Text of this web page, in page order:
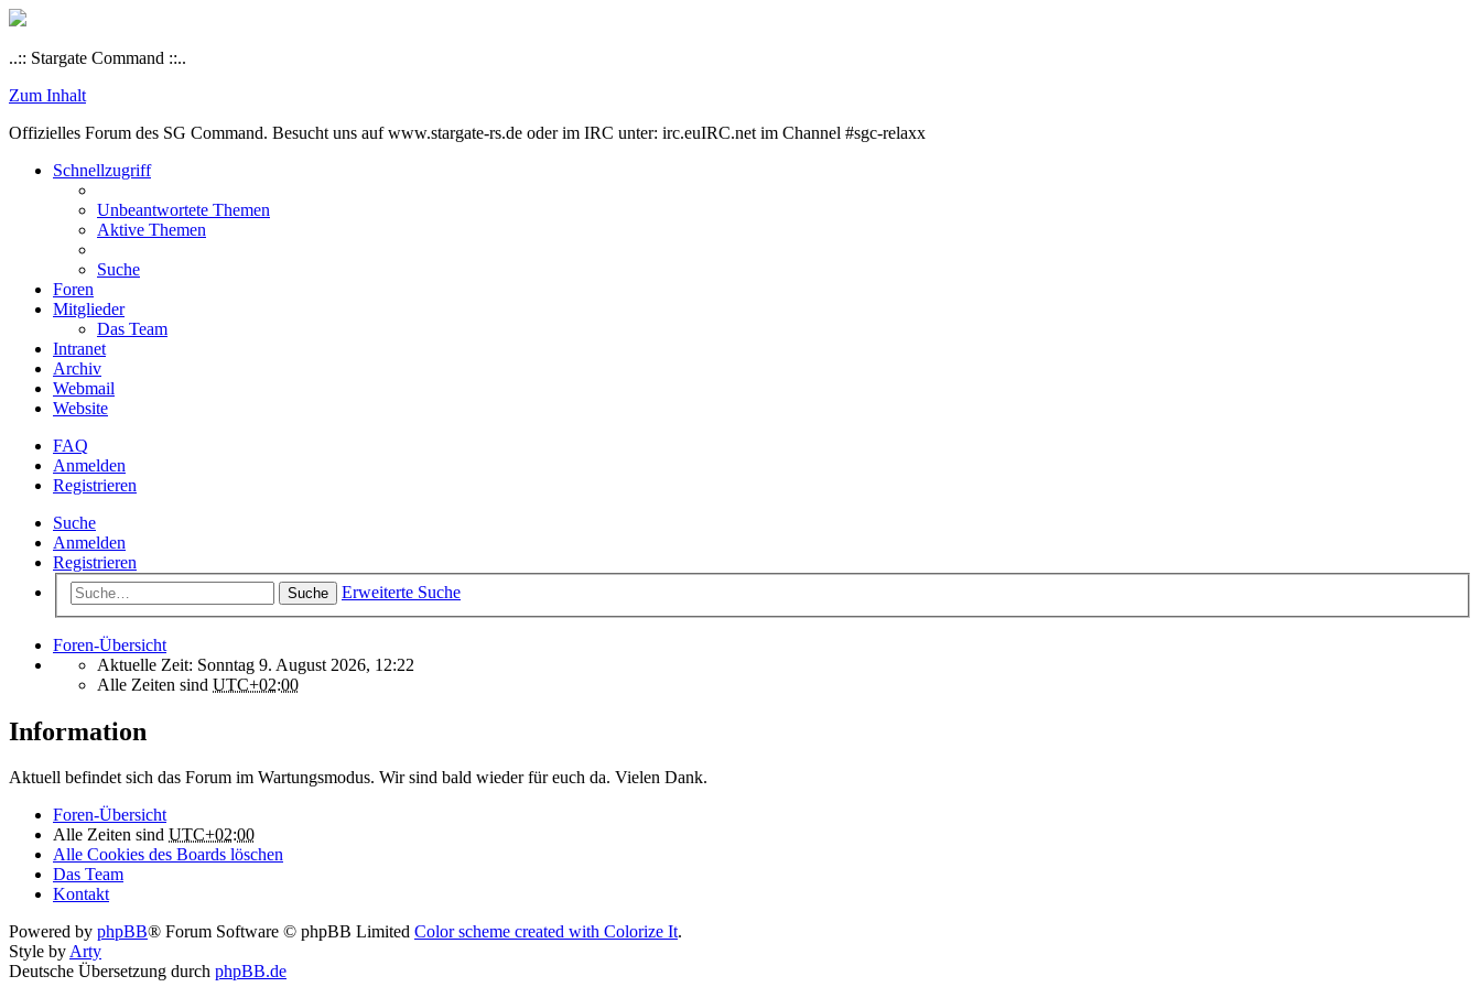
..:: Stargate Command ::..
Zum Inhalt
Offizielles Forum des SG Command. Besucht uns auf www.stargate-rs.de oder im IRC unter: irc.euIRC.net im Channel #sgc-relaxx
Schnellzugriff
Unbeantwortete Themen
Aktive Themen
Suche
Foren
Mitglieder
Das Team
Intranet
Archiv
Webmail
Website
FAQ
Anmelden
Registrieren
Suche
Anmelden
Registrieren
Suche Erweiterte Suche
Foren-Übersicht
Aktuelle Zeit: Sonntag 9. August 2026, 12:22
Alle Zeiten sind UTC+02:00
Information
Aktuell befindet sich das Forum im Wartungsmodus. Wir sind bald wieder für euch da. Vielen Dank.
Foren-Übersicht
Alle Zeiten sind UTC+02:00
Alle Cookies des Boards löschen
Das Team
Kontakt
Powered by phpBB® Forum Software © phpBB Limited Color scheme created with Colorize It.
Style byArty
Deutsche Übersetzung durch phpBB.de